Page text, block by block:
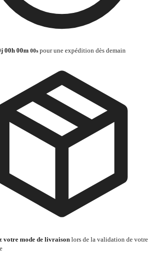
j 00h 00m 00s pour une expédition dès demain
votre mode de livraison lors de la validation de votre